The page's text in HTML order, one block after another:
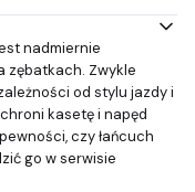
nadmiernie
zębatkach. Zwykle
od stylu jazdy i
kasetę i napęd
czy łańcuch
go w serwisie